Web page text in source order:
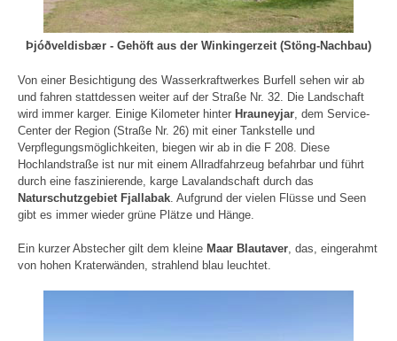
Þjóðveldisbær - Gehöft aus der Winkingerzeit (Stöng-Nachbau)
Von einer Besichtigung des Wasserkraftwerkes Burfell sehen wir ab
und fahren stattdessen weiter auf der Straße Nr. 32. Die Landschaft
wird immer karger. Einige Kilometer hinter Hrauneyjar , dem Service-
Center der Region (Straße Nr. 26) mit einer Tankstelle und
Verpflegungsmöglichkeiten, biegen wir ab in die F 208. Diese
Hochlandstraße ist nur mit einem Allradfahrzeug befahrbar und führt
durch eine faszinierende, karge Lavalandschaft durch das
Naturschutzgebiet Fjallabak . Aufgrund der vielen Flüsse und Seen
gibt es immer wieder grüne Plätze und Hänge.
Ein kurzer Abstecher gilt dem kleine Maar Blautaver , das, eingerahmt
von hohen Kraterwänden, strahlend blau leuchtet.